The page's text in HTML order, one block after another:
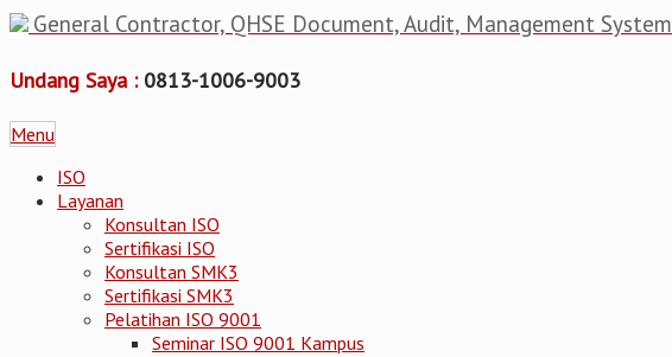
General Contractor, QHSE Document, Audit, Management System
Undang Saya : 0813-1006-9003
Menu
ISO
Layanan
Konsultan ISO
Sertifikasi ISO
Konsultan SMK3
Sertifikasi SMK3
Pelatihan ISO 9001
Seminar ISO 9001 Kampus